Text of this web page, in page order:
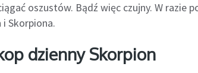
oszustów. Bądź więc czujny. W razie
Skorpiona.
dzienny Skorpion